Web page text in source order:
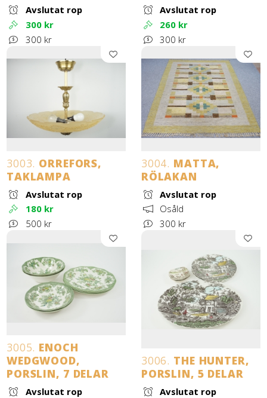
Avslutat rop
300 kr
300 kr
Avslutat rop
260 kr
300 kr
3003. ORREFORS,
TAKLAMPA
Avslutat rop
180 kr
500 kr
3004. MATTA,
RÖLAKAN
Avslutat rop
Osåld
300 kr
3005. ENOCH
WEDGWOOD,
PORSLIN, 7 DELAR
Avslutat rop
3006. THE HUNTER,
PORSLIN, 5 DELAR
Avslutat rop